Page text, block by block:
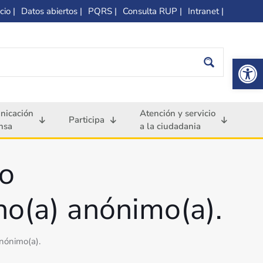
| Datos abiertos | PQRS | Consulta RUP | Intranet |
Participa
Atención y servicio
a la ciudadania
anónimo(a).